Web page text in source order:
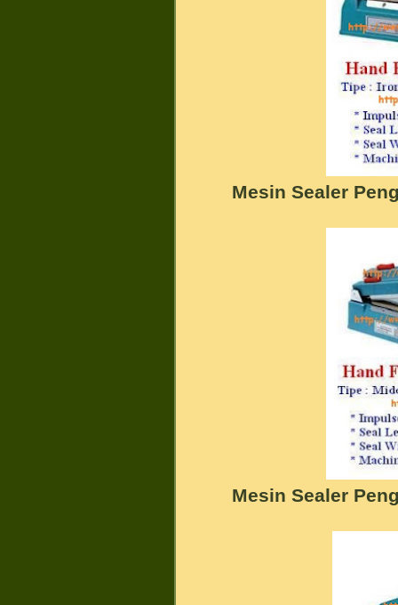
Mesin Sealer
Mesin Sealer